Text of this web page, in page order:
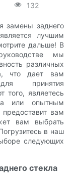
132
замены заднего
лучшим
дальше! В
мы
различных
что дает вам
принятия
того, являетесь
или опытным
предоставит вам
вам выбрать
в наш
следующих
стекла